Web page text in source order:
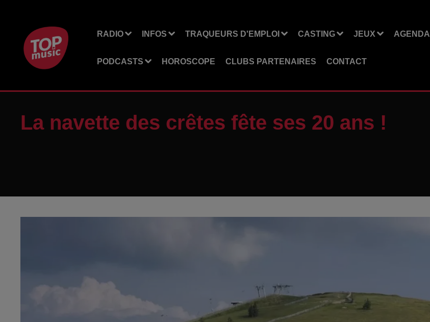
RADIO INFOS TRAQUEURS D'EMPLOI CASTING JEUX AGENDA
PODCASTS HOROSCOPE CLUBS PARTENAIRES CONTACT
La navette des crêtes fête ses 20 ans !